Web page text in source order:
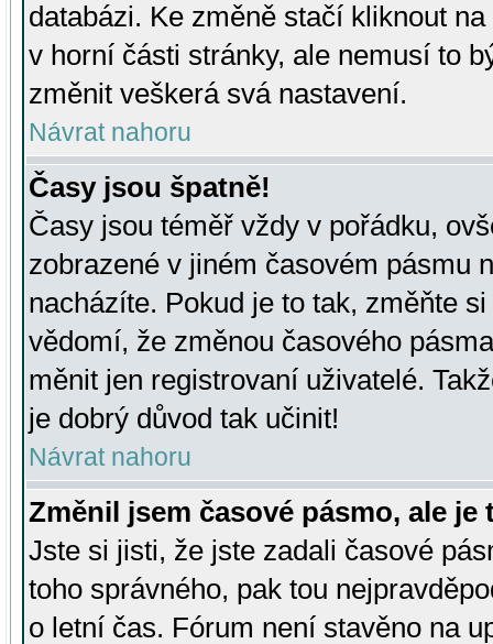
databázi. Ke změně stačí kliknout
v horní části stránky, ale nemusí to
změnit veškerá svá nastavení.
Návrat nahoru
Časy jsou špatně!
Časy jsou téměř vždy v pořádku,
zobrazené v jiném časovém pásmu
nacházíte. Pokud je to tak, změňte
vědomí, že změnou časového
měnit jen registrovaní uživatelé.
je dobrý důvod tak učinit!
Návrat nahoru
Změnil jsem časové pásmo, ale je
Jste si jisti, že jste zadali časové
toho správného, pak tou
o letní čas. Fórum není stavěno na